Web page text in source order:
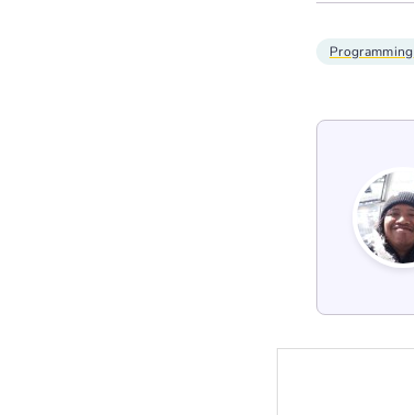
Programming